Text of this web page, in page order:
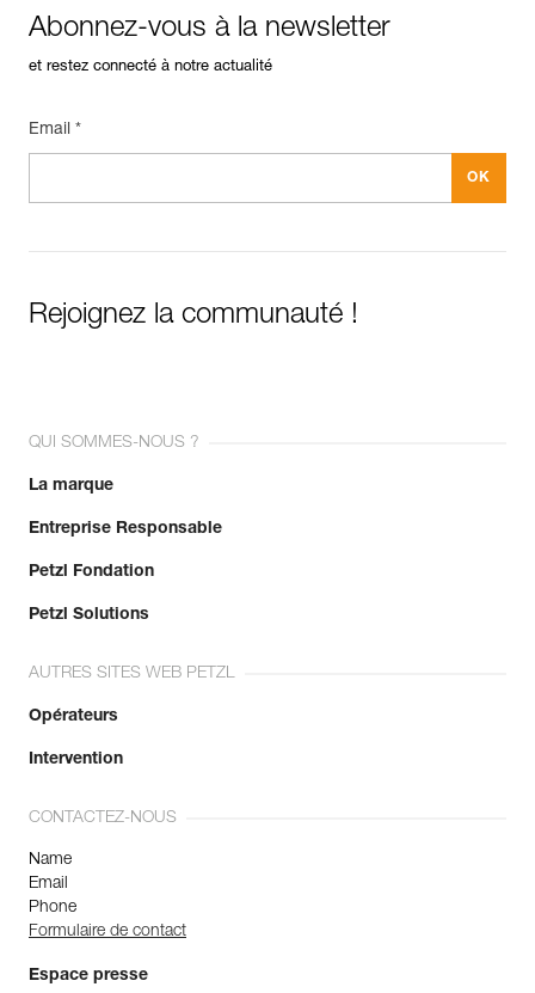
Abonnez-vous à la newsletter
et restez connecté à notre actualité
Email *
Rejoignez la communauté !
QUI SOMMES-NOUS ?
La marque
Entreprise Responsable
Petzl Fondation
Petzl Solutions
AUTRES SITES WEB PETZL
Opérateurs
Intervention
CONTACTEZ-NOUS
Name
Email
Phone
Formulaire de contact
Espace presse